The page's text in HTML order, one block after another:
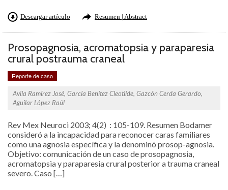
Descargar artículo Resumen | Abstract
Prosopagnosia, acromatopsia y paraparesia
crural postrauma craneal
Reporte de caso
Avila Ramírez José, García Benitez Cleotilde, Gazcón Cerda Gerardo,
Aguilar López Raúl
Rev Mex Neuroci 2003; 4(2) : 105-109. Resumen Bodamer
consideró a la incapacidad para reconocer caras familiares
como una agnosia específica y la denominó prosop-agnosia.
Objetivo: comunicación de un caso de prosopagnosia,
acromatopsia y paraparesia crural posterior a trauma craneal
severo. Caso […]